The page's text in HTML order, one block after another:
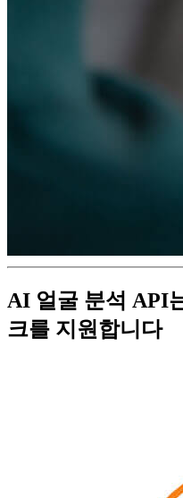
AI 얼굴 분석 API
크를 지원합니다